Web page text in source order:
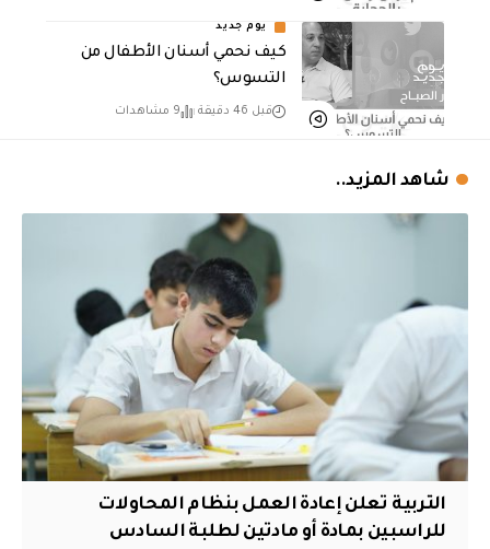
يوم جديد
كيف نحمي أسنان الأطفال من
التسوس؟
قبل 46 دقيقة 9 مشاهدات
شاهد المزيد..
التربية تعلن إعادة العمل بنظام المحاولات
للراسبين بمادة أو مادتين لطلبة السادس